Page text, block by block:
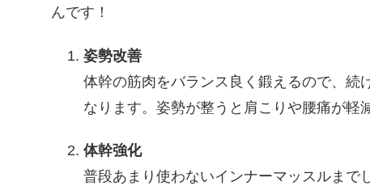
んです！
姿勢改善
体幹の筋肉をバランス良く鍛えるので、続
なります。姿勢が整うと肩こりや腰痛が軽
体幹強化
普段あまり使わないインナーマッスルまで